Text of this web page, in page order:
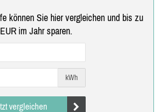
können Sie hier vergleichen und bis zu
im Jahr sparen.
kWh
vergleichen